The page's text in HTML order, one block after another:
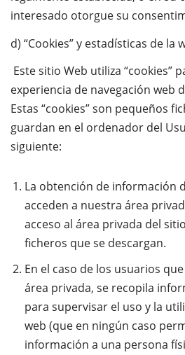
interesado otorgue su
d) “Cookies” y estadísticas de la
Este sitio Web utiliza “cookies”
experiencia de navegación web
Estas “cookies” son pequeños
guardan en el ordenador del
siguiente:
La obtención de información
acceden a nuestra área
acceso al área privada del
ficheros que se descargan.
En el caso de los usuarios
área privada, se recopila
para supervisar el uso y la
web (que en ningún caso
información a una persona